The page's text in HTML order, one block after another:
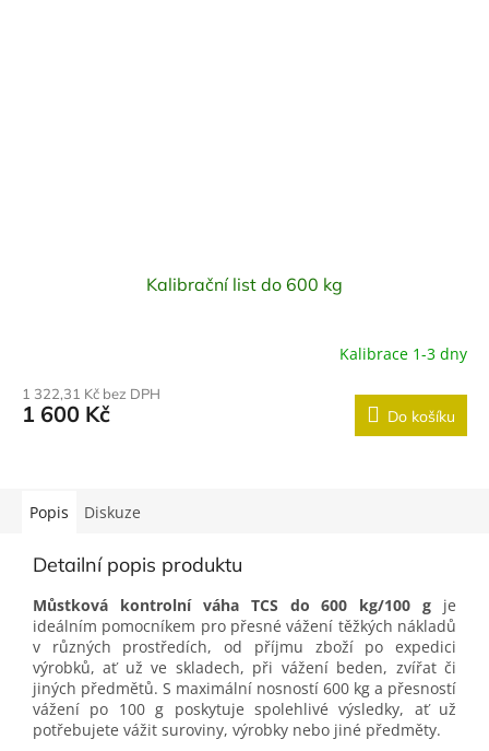
Kalibrační list do 600 kg
Kalibrace 1-3 dny
1 322,31 Kč bez DPH
1 600 Kč Do košíku
Popis Diskuze
Detailní popis produktu
Můstková kontrolní váha TCS do 600 kg/100 g je
ideálním pomocníkem pro přesné vážení těžkých nákladů
v různých prostředích, od příjmu zboží po expedici
výrobků, ať už ve skladech, při vážení beden, zvířat či
jiných předmětů. S maximální nosností 600 kg a přesností
vážení po 100 g poskytuje spolehlivé výsledky, ať už
potřebujete vážit suroviny, výrobky nebo jiné předměty.